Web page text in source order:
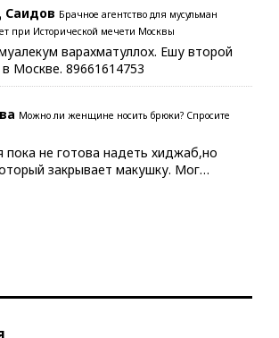
Саидов Брачное агентство для мусульман
при Исторической мечети Москвы
варахматуллох. Ешу второй
Москве. 89661614753
Можно ли женщине носить брюки? Спросите
пока не готова надеть хиджаб,но
закрывает макушку. Мог…